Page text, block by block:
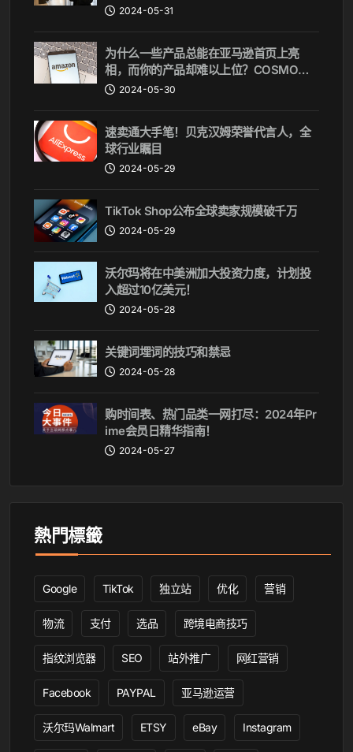
2024-05-31
为什么一些产品总能在亚马逊首页上亮
相，而你的产品却难以上位？COSMO算
法揭秘
2024-05-30
速卖通大手笔！贝克汉姆荣誉代言人，全
球行业瞩目
2024-05-29
TikTok Shop公布全球卖家规模破千万
2024-05-29
沃尔玛将在中美洲加大投资力度，计划投
入超过10亿美元！
2024-05-28
关键词埋词的技巧和禁忌
2024-05-28
购时间表、热门品类一网打尽：2024年Pr
ime会员日精华指南！
2024-05-27
熱門標籤
Google TikTok 独立站 优化 营销
物流 支付 选品 跨境电商技巧
指纹浏览器 SEO 站外推广 网红营销
Facebook PAYPAL 亚马逊运营
沃尔玛Walmart ETSY eBay Instagram